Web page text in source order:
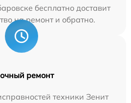
бесплатно доставит
на ремонт и обратно.
ремонт
техники Зенит